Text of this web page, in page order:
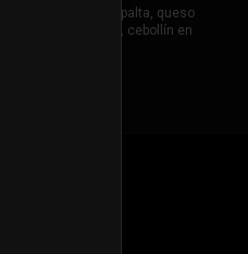
Salmón, camarón, palta, queso
crema, champiñón, cebollín en